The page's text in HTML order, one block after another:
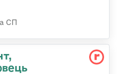
СП